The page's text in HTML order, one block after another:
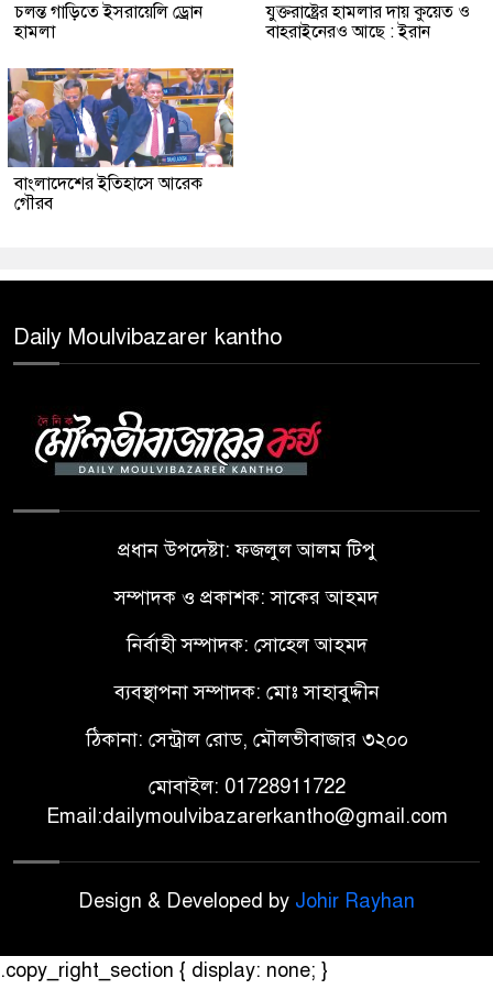
চলন্ত গাড়িতে ইসরায়েলি ড্রোন
হামলা
যুক্তরাষ্ট্রের হামলার দায় কুয়েত ও
বাহরাইনেরও আছে : ইরান
বাংলাদেশের ইতিহাসে আরেক
গৌরব
Daily Moulvibazarer kantho
প্রধান উপদেষ্টা: ফজলুল আলম টিপু
সম্পাদক ও প্রকাশক: সাকের আহমদ
নির্বাহী সম্পাদক: সোহেল আহমদ
ব্যবস্থাপনা সম্পাদক: মোঃ সাহাবুদ্দীন
ঠিকানা: সেন্ট্রাল রোড, মৌলভীবাজার ৩২০০
মোবাইল: 01728911722
Email:dailymoulvibazarerkantho@gmail.com
Design & Developed by Johir Rayhan
.copy_right_section { display: none; }